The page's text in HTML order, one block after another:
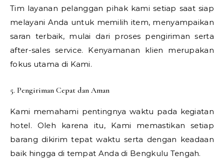
Tim layanan pelanggan pihak kami setiap saat siap
melayani Anda untuk memilih item, menyampaikan
saran terbaik, mulai dari proses pengiriman serta
after-sales service. Kenyamanan klien merupakan
fokus utama di Kami.
5. Pengiriman Cepat dan Aman
Kami memahami pentingnya waktu pada kegiatan
hotel. Oleh karena itu, Kami memastikan setiap
barang dikirim tepat waktu serta dengan keadaan
baik hingga di tempat Anda di Bengkulu Tengah.